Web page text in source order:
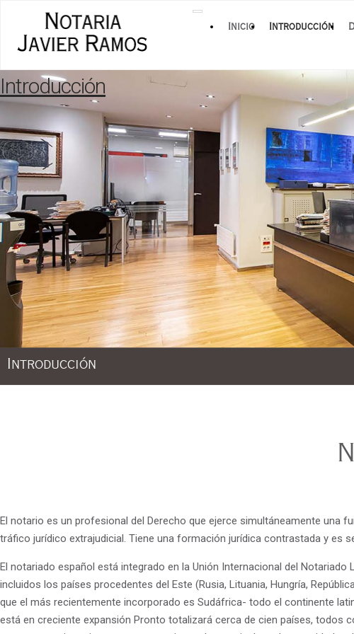
Introducción
Introducción
Desplegar
Inicio Introducción
El notario es un profesional del Derecho que ejerce simultáneamente una
tráfico jurídico extrajudicial. Tiene una formación jurídica contrastada y es
El notariado español está integrado en la Unión Internacional del
incluidos los países procedentes del Este (Rusia, Lituania, Hungría,
que el más recientemente incorporado es Sudáfrica- todo el continente
está en creciente expansión Pronto totalizará cerca de cien países, todos